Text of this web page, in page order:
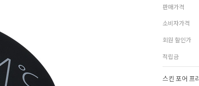
판매가격
소비자가격
회원 할인가
적립금
스킨 포어 프